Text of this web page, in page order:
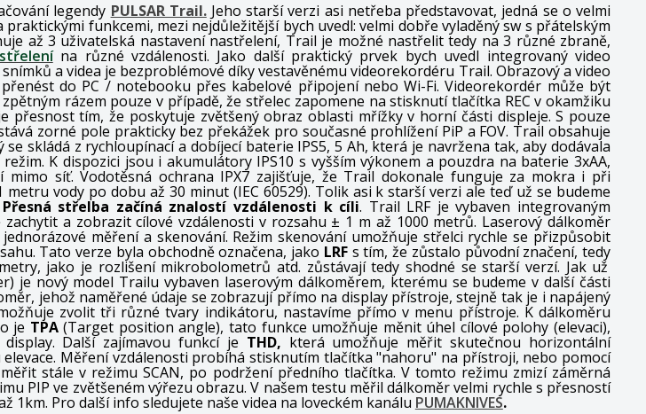
legendy PULSAR Trail.Jeho starší verzi asi netřeba představovat, jedná se o velmi
funkcemi, mezi nejdůležitější bych uvedl: velmi dobře vyladěný sw s přátelským
až 3 uživatelská nastavení nastřelení, Trail je možné nastřelit tedy na 3 různé zbraně,
na různé vzdálenosti. Jako další praktický prvek bych uvedl integrovaný video
a videa je bezproblémové díky vestavěnému videorekordéru Trail. Obrazový a video
do PC / notebooku přes kabelové připojení nebo Wi-Fi.Videorekordér může být
rázem pouze v případě, že střelec zapomene na stisknutí tlačítka REC v okamžiku
přesnost tím, že poskytuje zvětšený obraz oblasti mřížky v horní části displeje.S pouze
zorné pole prakticky bez překážek pro současné prohlížení PiP a FOV. Trail obsahuje
skládá z rychloupínací a dobíjecí baterie IPS5, 5 Ah, která je navržena tak, aby dodávala
K dispozici jsou i akumulátory IPS10 s vyšším výkonem a pouzdra na baterie 3xAA,
mimo síť.Vodotěsná ochrana IPX7 zajišťuje, že Trail dokonale funguje za mokra i při
vody po dobu až 30 minut (IEC 60529). Tolik asi k starší verzi ale teď už se budeme
Přesná střelba začíná znalostí vzdálenosti k cíli. Trail LRF je vybaven integrovaným
a zobrazit cílové vzdálenosti v rozsahu ± 1 m až 1000 metrů. Laserový dálkoměr
měření a skenování. Režim skenování umožňuje střelci rychle se přizpůsobit
Tato verze byla obchodně označena, jako LRF s tím, že zůstalo původní značení, tedy
jako je rozlišení mikrobolometrů atd. zůstávají tedy shodné se starší verzí. Jak už
je nový model Trailu vybaven laserovým dálkoměrem, kterému se budeme v další části
jehož naměřené údaje se zobrazují přímo na display přístroje, stejně tak je i napájený
zvolit tři různé tvary indikátoru, nastavíme přímo v menu přístroje. K dálkoměru
je TPA(Target position angle), tato funkce umožňuje měnit úhel cílové polohy (elevaci),
Další zajímavou funkcí je THD, která umožňuje měřit skutečnou horizontální
Měření vzdálenosti probíhá stisknutím tlačítka "nahoru" na přístroji, nebo pomocí
stále v režimu SCAN, po podržení předního tlačítka. V tomto režimu zmizí záměrná
PIP ve zvětšeném výřezu obrazu. V našem testu měřil dálkoměr velmi rychle s přesností
1km. Pro další info sledujete naše videa na loveckém kanálu PUMAKNIVES.